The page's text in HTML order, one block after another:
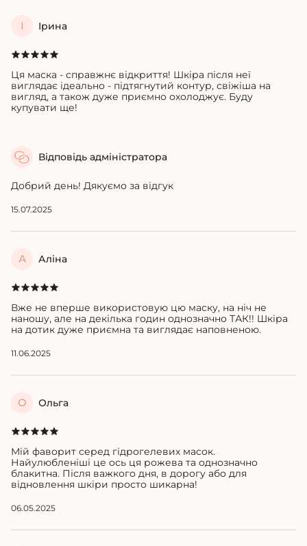
І Ірина
Ця маска - справжнє відкриття! Шкіра після неї
виглядає ідеально - підтягнутий контур, свіжіша на
вигляд, а також дуже приємно охолоджує. Буду
купувати ще!
Відповідь адміністратора
Добрий день! Дякуємо за відгук
15.07.2025
А Аліна
Вже не вперше використовую цю маску, на ніч не
наношу, але на декілька годин однозначно ТАК!! Шкіра
на дотик дуже приємна та виглядає наповненою.
11.06.2025
О Ольга
Мій фаворит серед гідрогелевих масок.
Найулюбленіші це ось ця рожева та однозначно
блакитна. Після важкого дня, в дорогу або для
відновлення шкіри просто шикарна!
06.05.2025